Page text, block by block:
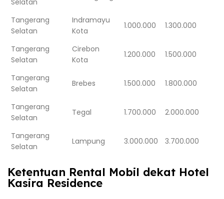
Tangerang
Selatan
Indramayu
Kota
1.000.000 1.300.000
Tangerang
Selatan
Cirebon
Kota
1.200.000 1.500.000
Tangerang
Selatan
Brebes 1.500.000 1.800.000
Tangerang
Selatan
Tegal 1.700.000 2.000.000
Tangerang
Selatan
Lampung 3.000.000 3.700.000
Ketentuan Rental Mobil dekat Hotel
Kasira Residence